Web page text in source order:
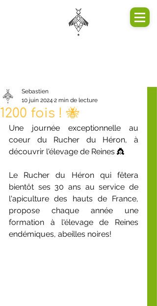
1200 fois ! 🐝
Sebastien
10 juin 2024 2 min de lecture
Une journée exceptionnelle au
coeur du Rucher du Héron, à
découvrir l'élevage de Reines 👸
Le Rucher du Héron qui fêtera
bientôt ses 30 ans au service de
l'apiculture des hauts de France,
propose chaque année une
formation à l'élevage de Reines
endémiques, abeilles noires!